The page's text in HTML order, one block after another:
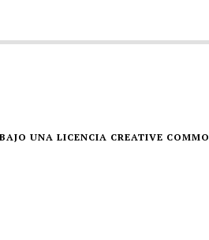
UNA LICENCIA CREATIVE